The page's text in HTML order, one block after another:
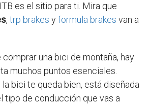
es el sitio para ti. Mira que
, trp brakes yformula brakes van a
una bici de montaña, hay
muchos puntos esenciales.
bici te queda bien, está diseñada
tipo de conducción que vas a